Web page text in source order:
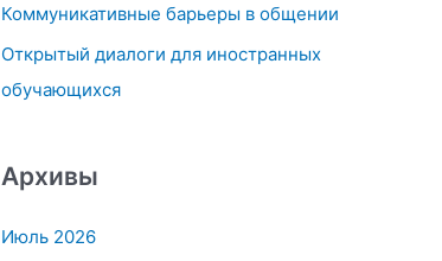
Коммуникативные барьеры в общении
Открытый диалоги для иностранных
обучающихся
Архивы
Июль 2026